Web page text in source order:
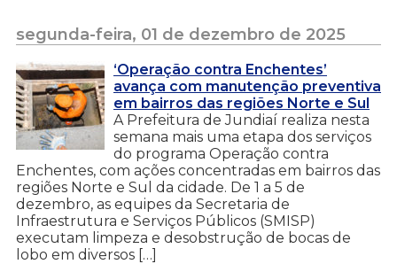
segunda-feira, 01 de dezembro de 2025
‘Operação contra Enchentes’
avança com manutenção preventiva
em bairros das regiões Norte e Sul
A Prefeitura de Jundiaí realiza nesta
semana mais uma etapa dos serviços
do programa Operação contra
Enchentes, com ações concentradas em bairros das
regiões Norte e Sul da cidade. De 1 a 5 de
dezembro, as equipes da Secretaria de
Infraestrutura e Serviços Públicos (SMISP)
executam limpeza e desobstrução de bocas de
lobo em diversos […]